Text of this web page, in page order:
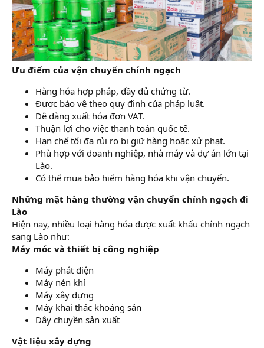
Ưu điểm của vận chuyển chính ngạch
Hàng hóa hợp pháp, đầy đủ chứng từ.
Được bảo vệ theo quy định của pháp luật.
Dễ dàng xuất hóa đơn VAT.
Thuận lợi cho việc thanh toán quốc tế.
Hạn chế tối đa rủi ro bị giữ hàng hoặc xử phạt.
Phù hợp với doanh nghiệp, nhà máy và dự án lớn tại
Lào.
Có thể mua bảo hiểm hàng hóa khi vận chuyển.
Những mặt hàng thường vận chuyển chính ngạch đi
Lào
Hiện nay, nhiều loại hàng hóa được xuất khẩu chính ngạch
sang Lào như:
Máy móc và thiết bị công nghiệp
Máy phát điện
Máy nén khí
Máy xây dựng
Máy khai thác khoáng sản
Dây chuyền sản xuất
Vật liệu xây dựng